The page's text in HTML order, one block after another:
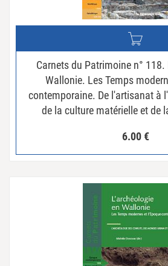
Carnets du Patrimoine n° 118.
Wallonie. Les Temps
contemporaine. De l'artisanat à
de la culture matérielle et de
6.00€